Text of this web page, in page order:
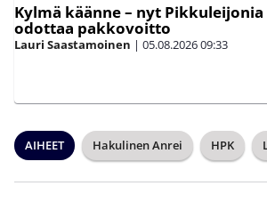
Kylmä käänne – nyt Pikkuleijonia
odottaa pakkovoitto
Lauri Saastamoinen | 05.08.202609:33
AIHEET Hakulinen Anrei HPK